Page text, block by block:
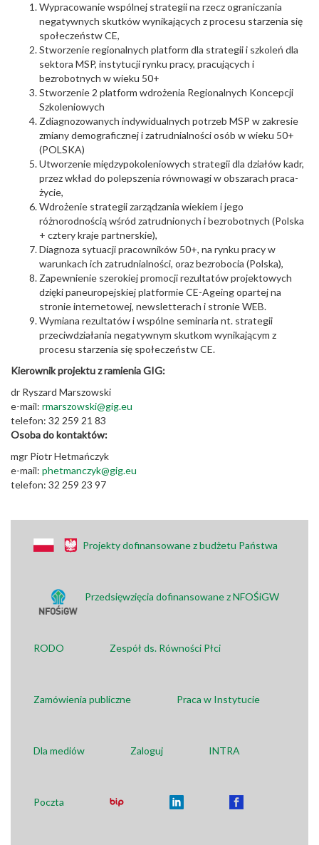
Wypracowanie wspólnej strategii na rzecz ograniczania
negatywnych skutków wynikających z procesu starzenia się
społeczeństw CE,
Stworzenie regionalnych platform dla strategii i szkoleń dla
sektora MSP, instytucji rynku pracy, pracujących i
bezrobotnych w wieku 50+
Stworzenie 2 platform wdrożenia Regionalnych Koncepcji
Szkoleniowych
Zdiagnozowanych indywidualnych potrzeb MSP w zakresie
zmiany demograficznej i zatrudnialności osób w wieku 50+
(POLSKA)
Utworzenie międzypokoleniowych strategii dla działów kadr,
przez wkład do polepszenia równowagi w obszarach praca-
życie,
Wdrożenie strategii zarządzania wiekiem i jego
różnorodnością wśród zatrudnionych i bezrobotnych (Polska
+ cztery kraje partnerskie),
Diagnoza sytuacji pracowników 50+, na rynku pracy w
warunkach ich zatrudnialności, oraz bezrobocia (Polska),
Zapewnienie szerokiej promocji rezultatów projektowych
dzięki paneuropejskiej platformie CE-Ageing opartej na
stronie internetowej, newsletterach i stronie WEB.
Wymiana rezultatów i wspólne seminaria nt. strategii
przeciwdziałania negatywnym skutkom wynikającym z
procesu starzenia się społeczeństw CE.
Kierownik projektu z ramienia GIG:
dr Ryszard Marszowski
e-mail: rmarszowski@gig.eu
telefon: 32 259 21 83
Osoba do kontaktów:
mgr Piotr Hetmańczyk
e-mail: phetmanczyk@gig.eu
telefon: 32 259 23 97
Projekty dofinansowane z budżetu Państwa
Przedsięwzięcia dofinansowane z NFOŚiGW
RODO Zespół ds. Równości Płci
Zamówienia publiczne Praca w Instytucie
Dla mediów Zaloguj INTRA
Poczta